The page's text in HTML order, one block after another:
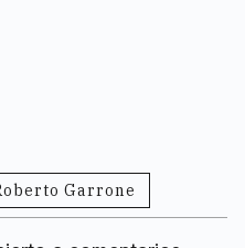
Garrone